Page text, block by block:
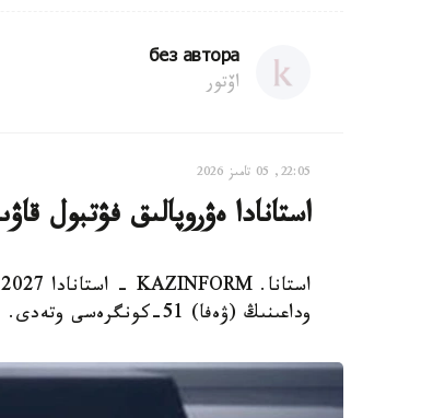
без автора
اۆتور
22:05, 05 تامىز 2026
استانادا ەۋروپالىق فۋتبول
وداعىنىڭ (ۋەفا) 51-كونگرەسى وتەدى.